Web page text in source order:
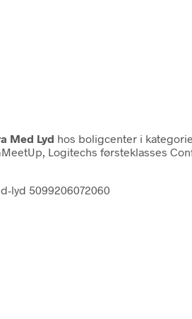
Med Lyd hos boligcenter i
Logitechs førsteklasses
lyd 5099206072060